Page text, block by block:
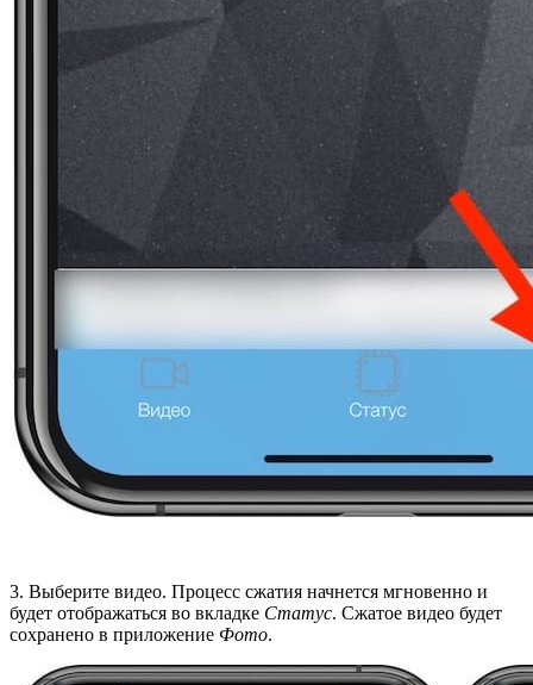
3. Выберите видео. Процесс сжатия начнется мгновенно и
будет отображаться во вкладке Статус. Сжатое видео будет
сохранено в приложение Фото.